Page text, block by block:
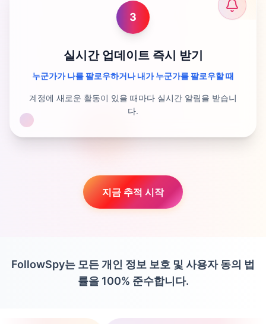
3
실시간 업데이트 즉시 받기
누군가가 나를 팔로우하거나 내가 누군가를 팔로우할 때
계정에 새로운 활동이 있을 때마다 실시간 알림을 받습니
다.
지금 추적 시작
FollowSpy는 모든 개인 정보 보호 및 사용자 동의 법
률을 100% 준수합니다.